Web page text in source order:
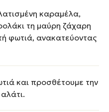
καραμέλα,
τη μαύρη ζάχαρη
φωτιά, ανακατεύοντας
και προσθέτουμε την